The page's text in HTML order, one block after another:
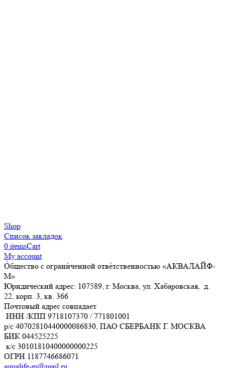
Shop
Список закладок
0 itemsCart
My account
О́бщество с ограни́ченной отве́тственностью «АКВАЛАЙФ-
М»
Юридический адрес: 107589, г. Москва, ул. Хабаровская, д.
22, корп. 3, кв. 366
Почтовый адрес совпадает
ИНН /КПП 9718107370 /771801001
р/с 40702810440000086830, ПАО СБЕРБАНК Г. МОСКВА
БИК 044525225
к/с 30101810400000000225
ОГРН 1187746686071